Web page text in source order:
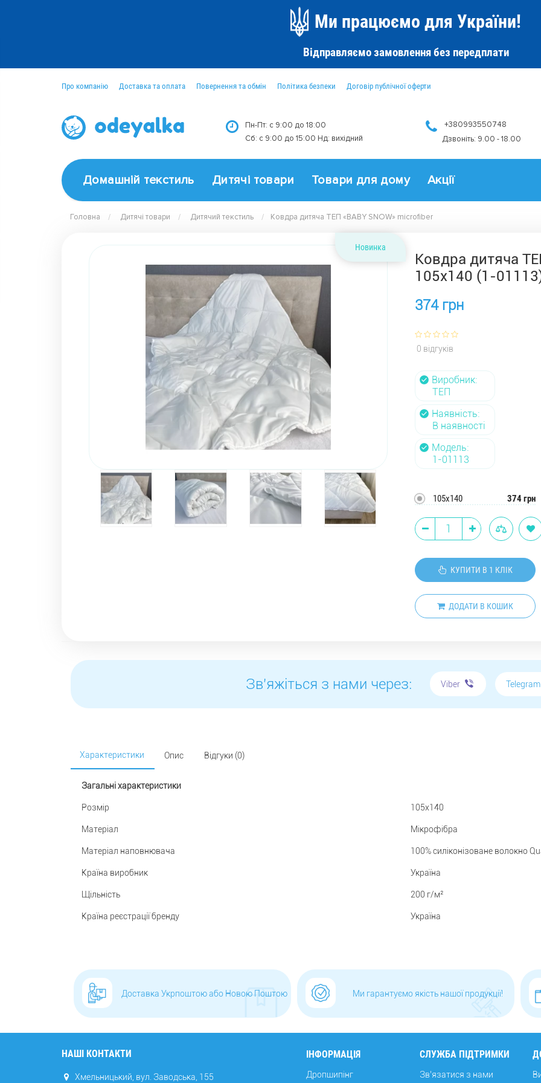
Ми працюємо для України!
Відправляємо замовлення без передплати
Про компанію Доставка та оплата Повернення та обмін Політика безпеки Договір публічної оферти
Пн-Пт: с 9:00 до 18:00
Сб: c 9:00 до 15:00 Нд: вихідний
+380993550748
Дзвоніть: 9.00 - 18.00
Домашній текстиль Дитячі товари Товари для дому Акції
Головна Дитячі товари Дитячий текстиль Ковдра дитяча ТЕП «BABY SNOW» microfiber
Новинка
Ковдра дитяча
105х140 (1-
374 грн
0 відгуків
Виробник:
ТЕП
Наявність:
В наявності
Модель:
1-01113
105х140 374 грн
КУПИТИ В 1 КЛІК
ДОДАТИ В КОШИК
Зв'яжіться з нами через: Viber
Характеристики Опис Відгуки (0)
Загальні характеристики
Розмір 105х140
Матеріал Мікрофібра
Матеріал наповнювача 100% силіконізоване волокно
Країна виробник Україна
Щільність 200 г/м²
Країна реєстрації бренду Україна
Доставка Укрпоштою або Новою Поштою Ми гарантуємо якість нашої продукції!
НАШІ КОНТАКТИ
Хмельницький, вул. Заводська, 155
ІНФОРМАЦІЯ
Дропшипінг
СЛУЖБА ПІДТРИМКИ
Зв’язатися з нами